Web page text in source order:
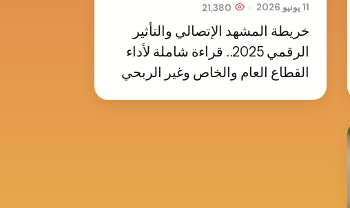
11 يونيو 2026 •
خريطة المشهد الإتصالي والتأثير
الرقمي 2025.. قراءة شاملة لأداء
القطاع العام والخاص وغير الربحي